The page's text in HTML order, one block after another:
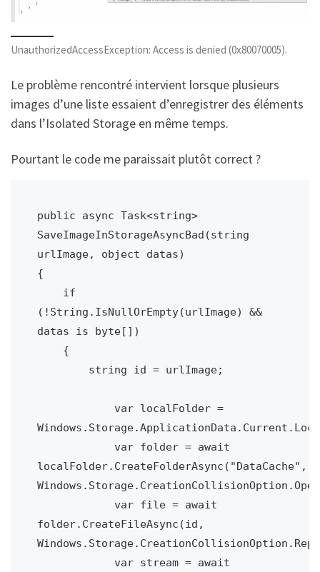
UnauthorizedAccessException: Access is denied (0x80070005).
Le problème rencontré intervient lorsque plusieurs
images d’une liste essaient d’enregistrer des éléments
dans l’Isolated Storage en même temps.
Pourtant le code me paraissait plutôt correct ?
public async Task<string>
SaveImageInStorageAsyncBad(string
urlImage, object datas)
{
(!String.IsNullOrEmpty(urlImage) &&
datas is byte[])
localFolder.CreateFolderAsync("DataCache",
folder.CreateFileAsync(id,